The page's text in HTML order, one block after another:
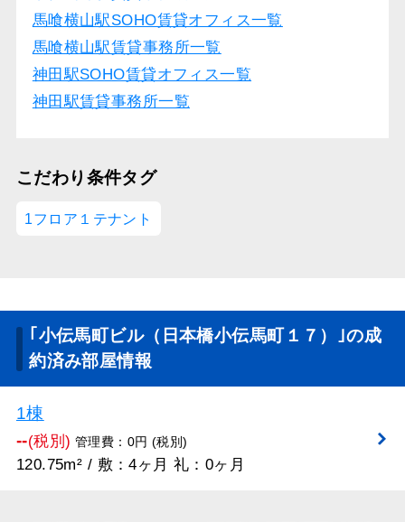
馬喰横山駅SOHO賃貸オフィス一覧
馬喰横山駅賃貸事務所一覧
神田駅SOHO賃貸オフィス一覧
神田駅賃貸事務所一覧
こだわり条件タグ
1フロア１テナント
｢小伝馬町ビル（日本橋小伝馬町１７）｣の成
約済み部屋情報
1棟
--(税別) 管理費：0円 (税別)
120.75m² / 敷：4ヶ月 礼：0ヶ月